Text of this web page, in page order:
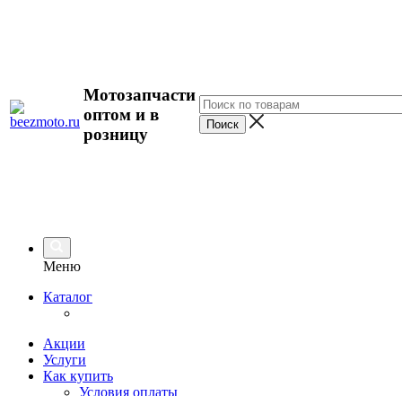
Мотозапчасти
оптом и в
розницу
Меню
Каталог
Акции
Услуги
Как купить
Условия оплаты